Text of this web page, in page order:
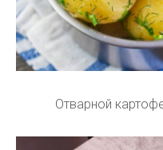
Отварной